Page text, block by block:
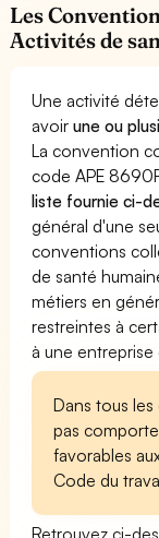
Les
Activités de
Une activité
avoirune ou
La convention
code APE
liste fournie ci-
général d'une
conventions
de santé
métiers en
restreintes à
à une entreprise
Dans tous
pas
favorables
Code du
Retrouvez ci-